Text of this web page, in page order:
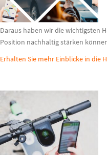
Daraus haben wir die wichtigsten
Position nachhaltig stärken
Erhalten Sie mehr Einblicke in die